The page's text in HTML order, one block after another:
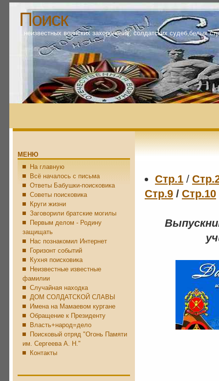
Поиск
неизвестных воинских захоронений, солдатских судеб,белых
МЕНЮ
На главную
Всё началось с письма
Ответы Бабушки-поисковика
Советы поисковика
Круги жизни
Заговорили братские могилы
Первым делом - Родину
защищать
Нас познакомил Интернет
Горизонт событий
Кухня поисковика
Неизвестные известные
фамилии
Случайная находка
ДОМ СОЛДАТСКОЙ СЛАВЫ
Имена на Мамаевом кургане
Обращение к Президенту
Власть+народ=дело
Поисковый отряд "Огонь Памяти
им. Сергеева А. Н."
Контакты
Стр.1 /
Стр.9 / Стр.10